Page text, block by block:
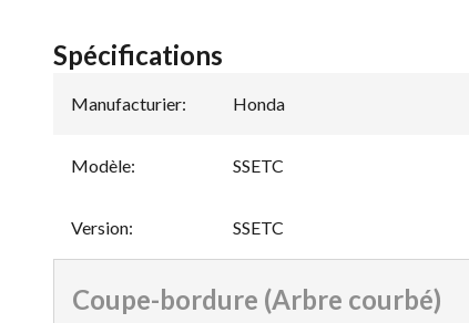
Spécifications
Manufacturier: Honda
Modèle: SSETC
Version: SSETC
Coupe-bordure (Arbre courbé)